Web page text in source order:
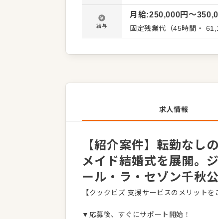
の都度適任者を役職に抜
績もあります。 ゆくゆく
新メニューの開発など、
しみながら、お店を大き
給与
月給:250,000円〜
固定残業代（45時間・
求人情報
【紹介案件】転勤なし
メイド結婚式を展開。
ール・ラ・セゾン千秋
【クックビズ 支援サービスのメリットを
▼応募後、すぐにサポート開始！